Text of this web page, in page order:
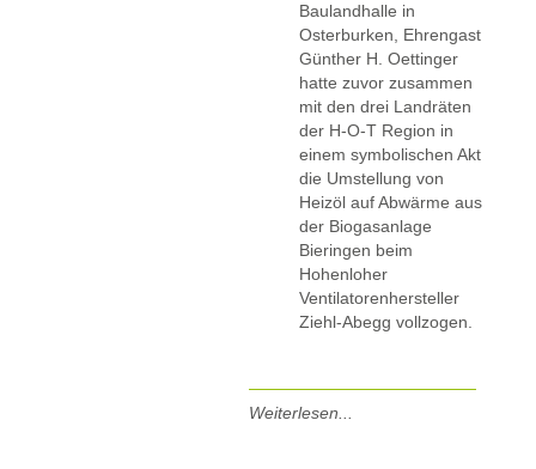
Baulandhalle in
Osterburken, Ehrengast
Günther H. Oettinger
hatte zuvor zusammen
mit den drei Landräten
der H-O-T Region in
einem symbolischen Akt
die Umstellung von
Heizöl auf Abwärme aus
der Biogasanlage
Bieringen beim
Hohenloher
Ventilatorenhersteller
Ziehl-Abegg vollzogen.
Weiterlesen...